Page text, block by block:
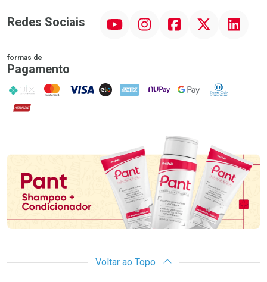
Redes Sociais InstagramFacebookTwitter Linkedin
formas de
Pagamento
PIX MasterCard
VISA ELO AMEX NuPay Google PayDiners Club
Hipercard
Voltar ao Topo